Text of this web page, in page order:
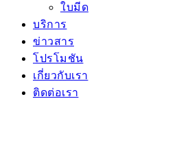
ใบมีด
บริการ
ข่าวสาร
โปรโมชัน
เกี่ยวกับเรา
ติดต่อเรา